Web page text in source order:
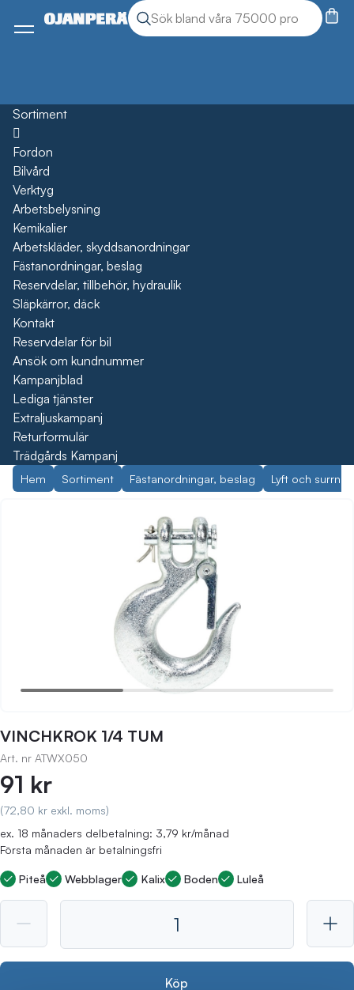
Sök produkter
Sök
Meny
Sortiment
Öppna
Fordon
Bilvård
Verktyg
Arbetsbelysning
Kemikalier
Arbetskläder, skyddsanordningar
Fästanordningar, beslag
Reservdelar, tillbehör, hydraulik
Släpkärror, däck
Kontakt
Reservdelar för bil
Ansök om kundnummer
Kampanjblad
Lediga tjänster
Extraljuskampanj
Returformulär
Trädgårds Kampanj
Hem Sortiment Fästanordningar, beslag Lyft och
VINCHKROK 1/4 TUM
Art. nr ATWX050
91 kr
(72,80 kr exkl. moms)
ex. 18 månaders delbetalning: 3,79 kr/månad
Första månaden är betalningsfri
Piteå Webblager Kalix Boden Luleå
Köp